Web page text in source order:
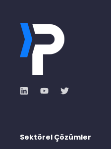
Sektörel Çözümler